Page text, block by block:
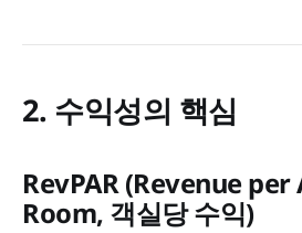
2. 수익성의 핵심
RevPAR (Revenue per
Room, 객실당 수익)